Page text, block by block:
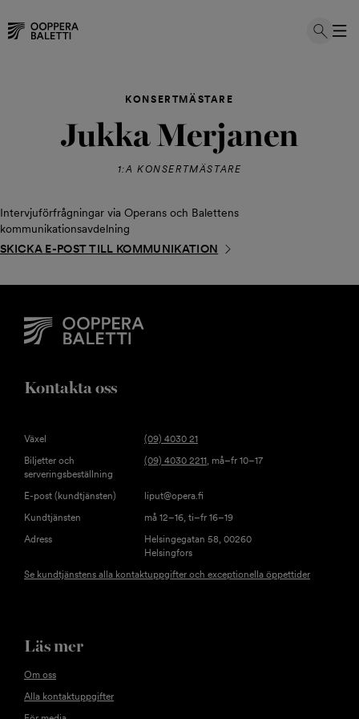
KONSERTMÄSTARE
Jukka Merjanen
1:A KONSERTMÄSTARE
Intervjuförfrågningar via Operans och Balettens
kommunikationsavdelning
SKICKA E-POST TILL KOMMUNIKATION
Kontakta oss
Växel
(09) 4030 21
Biljetter och
serveringsbeställning
(09) 4030 2211, må–fr 10–17
E-post (kundtjänsten)
liput@opera.fi
Kundtjänsten
må 12–16, ti–fr 16–19
Adress
Helsingegatan 58, 00260
Helsingfors
Se kundtjänstens alla kontaktuppgifter och exceptionella öppettider
Läs mer
Om oss
Alla kontaktuppgifter